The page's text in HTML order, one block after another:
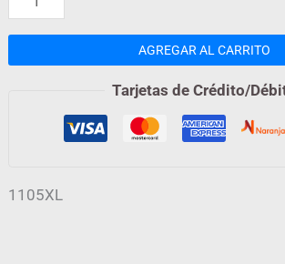
AGREGAR AL CARRITO
Tarjetas de Crédito/
1105XL